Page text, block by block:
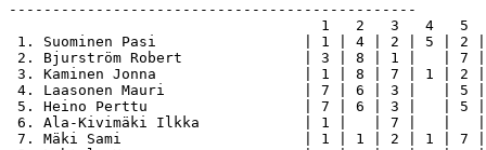
-----------------------------------------------
1   2   3   4   5
1. Suominen Pasi                 | 1 | 4 | 2 | 5 |
2. Bjurström Robert              | 3 | 8 | 1 |   |
3. Kaminen Jonna                 | 1 | 8 | 7 | 1 |
4. Laasonen Mauri                | 7 | 6 | 3 |   |
5. Heino Perttu                  | 7 | 6 | 3 |   |
6. Ala-Kivimäki Ilkka            | 1 |   | 7 |   |
7. Mäki Sami                     | 1 | 1 | 2 | 1 | 7